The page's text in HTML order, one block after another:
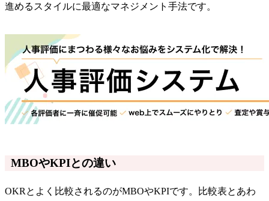
進めるスタイルに最適なマネジメント手法です。
MBOやKPIとの違い
OKRとよく比較されるのがMBOやKPIです。比較表とあわ